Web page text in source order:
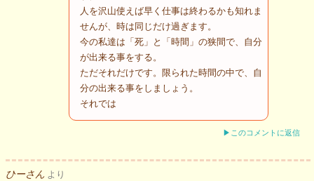
人を沢山使えば早く仕事は終わるかも知れま
せんが、時は同じだけ過ぎます。
今の私達は「死」と「時間」の狭間で、自分
が出来る事をする。
ただそれだけです。限られた時間の中で、自
分の出来る事をしましょう。
それでは
▶このコメントに返信
ひーさん より